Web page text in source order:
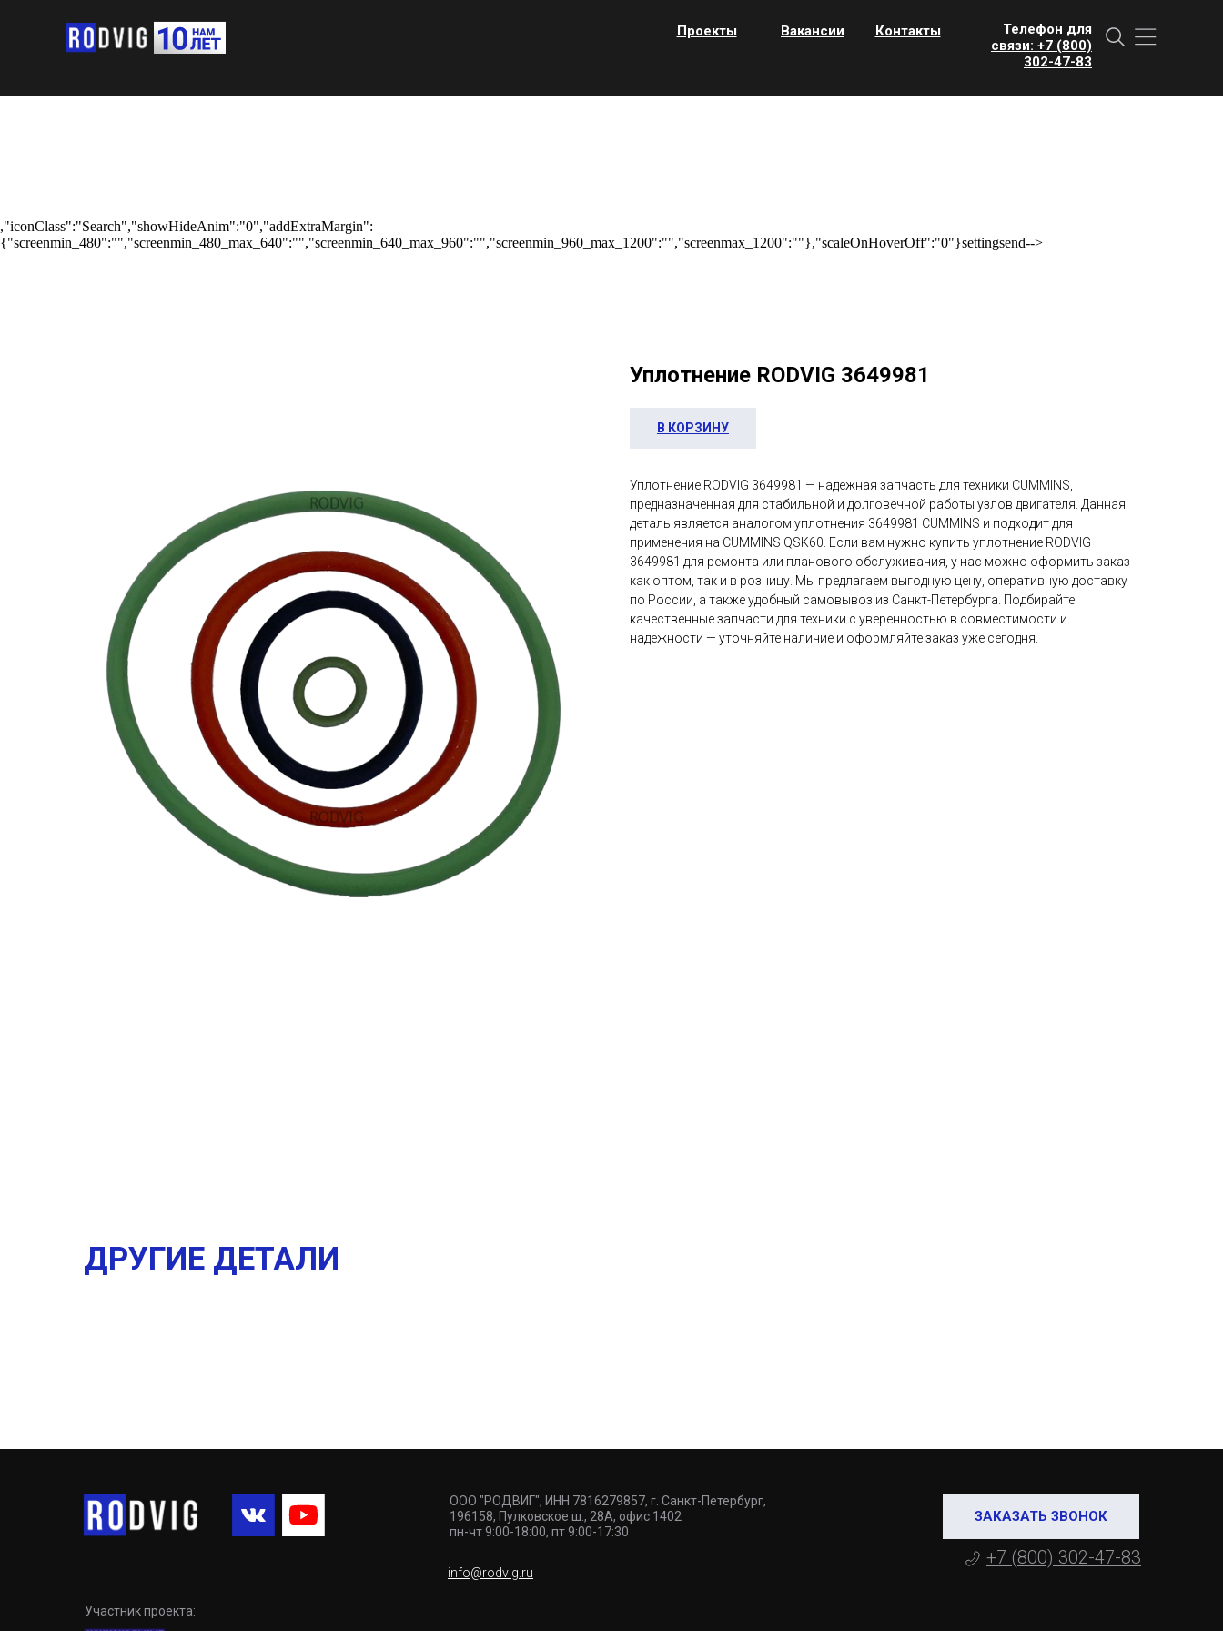
Телефон для
связи: +7 (800)
302-47-83
Вакансии Контакты
Проекты
,"iconClass":"Search","showHideAnim":"0","addExtraMargin":
{"screenmin_480":"","screenmin_480_max_640":"","screenmin_640_max_960":"","screenmin_960_max_1200":"","screenmax_1200":""},"scaleOnHoverOff":"0"}settingsend-->
Уплотнение RODVIG 3649981
В КОРЗИНУ
Уплотнение RODVIG 3649981 — надежная запчасть для техники CUMMINS,
предназначенная для стабильной и долговечной работы узлов двигателя. Данная
деталь является аналогом уплотнения 3649981 CUMMINS и подходит для
применения на CUMMINS QSK60. Если вам нужно купить уплотнение RODVIG
3649981 для ремонта или планового обслуживания, у нас можно оформить заказ
как оптом, так и в розницу. Мы предлагаем выгодную цену, оперативную доставку
по России, а также удобный самовывоз из Санкт-Петербурга. Подбирайте
качественные запчасти для техники с уверенностью в совместимости и
надежности — уточняйте наличие и оформляйте заказ уже сегодня.
ДРУГИЕ ДЕТАЛИ
ЗАКАЗАТЬ ЗВОНОК
ООО "РОДВИГ", ИНН 7816279857, г. Санкт-Петербург,
196158, Пулковское ш., 28А, офис 1402
пн-чт 9:00-18:00, пт 9:00-17:30
Участник проекта:
+7 (800) 302-47-83
info@rodvig.ru